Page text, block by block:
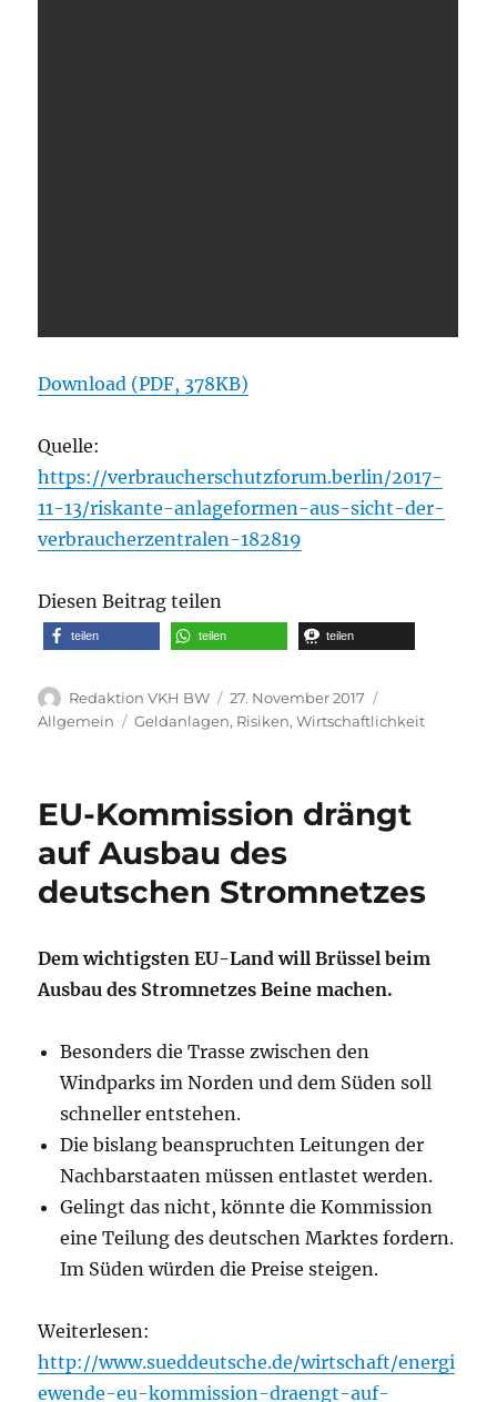
Download (PDF, 378KB)
Quelle:
https://verbraucherschutzforum.berlin/2017-
11-13/riskante-anlageformen-aus-sicht-der-
verbraucherzentralen-182819
Diesen Beitrag teilen
teilen teilen teilen
Autor
Redaktion VKH BW
Veröffentlicht
am
27. November 2017
Allgemein
Schlagwörter
Geldanlagen, Risiken,Wirtschaftlichkeit
EU-Kommission drängt
auf Ausbau des
deutschen Stromnetzes
Dem wichtigsten EU-Land will Brüssel beim
Ausbau des Stromnetzes Beine machen.
Besonders die Trasse zwischen den
Windparks im Norden und dem Süden soll
schneller entstehen.
Die bislang beanspruchten Leitungen der
Nachbarstaaten müssen entlastet werden.
Gelingt das nicht, könnte die Kommission
eine Teilung des deutschen Marktes fordern.
Im Süden würden die Preise steigen.
Weiterlesen:
http://www.sueddeutsche.de/wirtschaft/energi
ewende-eu-kommission-draengt-auf-